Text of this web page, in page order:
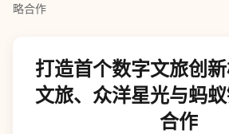
略合作
打造首个数字文旅创
文旅、众洋星光与蚂
合作